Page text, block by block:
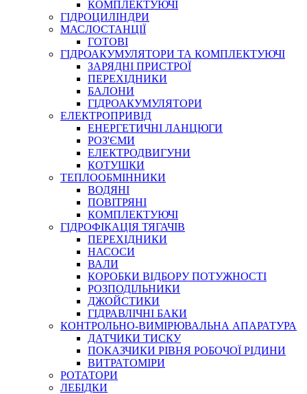
СПЕЦІАЛЬНІ
ГЕРМЕТИКИ
КЛЕЇ, ЦЕМЕНТИ, ЕПОКСИДКИ
РЕМОНТ ГІДРОЦИЛІНДРІВ
БОРЕКС, ЕО
КОМПЛЕКТУЮЧІ
ГІДРОЦИЛІНДРИ
МАСЛОСТАНЦІЇ
ГОТОВІ
ГІДРОАКУМУЛЯТОРИ ТА КОМПЛЕКТУЮЧІ
ЗАРЯДНІ ПРИСТРОЇ
ПЕРЕХІДНИКИ
БАЛОНИ
ГІДРОАКУМУЛЯТОРИ
ЕЛЕКТРОПРИВІД
ЕНЕРГЕТИЧНІ ЛАНЦЮГИ
РОЗ'ЄМИ
ЕЛЕКТРОДВИГУНИ
КОТУШКИ
ТЕПЛООБМІННИКИ
ВОДЯНІ
ПОВІТРЯНІ
КОМПЛЕКТУЮЧІ
ГІДРОФІКАЦІЯ ТЯГАЧІВ
ПЕРЕХІДНИКИ
НАСОСИ
ВАЛИ
КОРОБКИ ВІДБОРУ ПОТУЖНОСТІ
РОЗПОДІЛЬНИКИ
ДЖОЙСТИКИ
ГІДРАВЛІЧНІ БАКИ
КОНТРОЛЬНО-ВИМІРЮВАЛЬНА АПАРАТУРА
ДАТЧИКИ ТИСКУ
ПОКАЗЧИКИ РІВНЯ РОБОЧОЇ РІДИНИ
ВИТРАТОМІРИ
РОТАТОРИ
ЛЕБІДКИ